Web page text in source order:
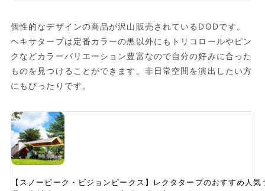
個性的なデザインの商品が沢山販売されているDODです。
ヘキサタープは定番カラーの黒以外にもトリコロールやピン
クなどカラーバリエーション豊富なので自分の好みに合った
ものを見つけることができます。非日常空間を演出したい方
にもぴったりです。
【スノーピーク・ビジョンピークス】レクタタープのおすすめ